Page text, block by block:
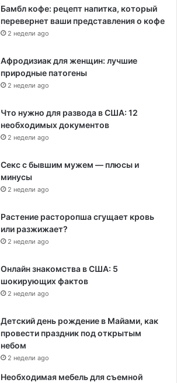
Бамбл кофе: рецепт напитка, который
перевернет ваши представления о кофе
2 недели ago
Афродизиак для женщин: лучшие
природные патогены
2 недели ago
Что нужно для развода в США: 12
необходимых документов
2 недели ago
Секс с бывшим мужем — плюсы и
минусы
2 недели ago
Растение расторопша сгущает кровь
или разжижает?
2 недели ago
Онлайн знакомства в США: 5
шокирующих фактов
2 недели ago
Детский день рождение в Майами, как
провести праздник под открытым
небом
2 недели ago
Необходимая мебель для съемной